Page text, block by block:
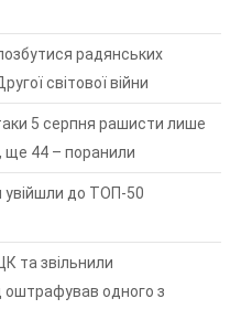
радянських
світової війни
5 серпня рашисти лише
ще 44 – поранили
увійшли до ТОП-50
та звільнили
оштрафував одного з